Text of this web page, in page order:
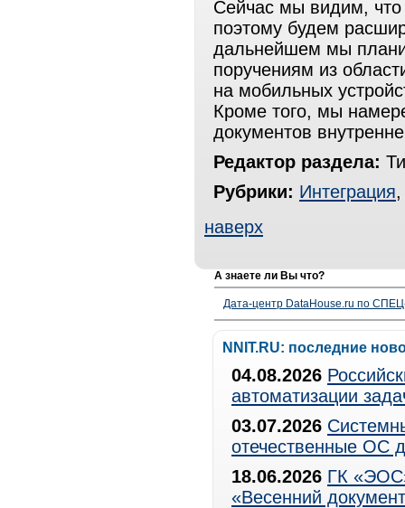
Сейчас мы видим,
поэтому будем
дальнейшем мы
поручениям из
на мобильных
Кроме того, мы
документов
Редактор раздела:
Рубрики: Интеграция
наверх
А знаете ли Вы что?
Дата-центр DataHouse.ru по
NNIT.RU: последние
04.08.2026
автоматизации
03.07.2026
отечественные ОС
18.06.2026 ГК
«Весенний